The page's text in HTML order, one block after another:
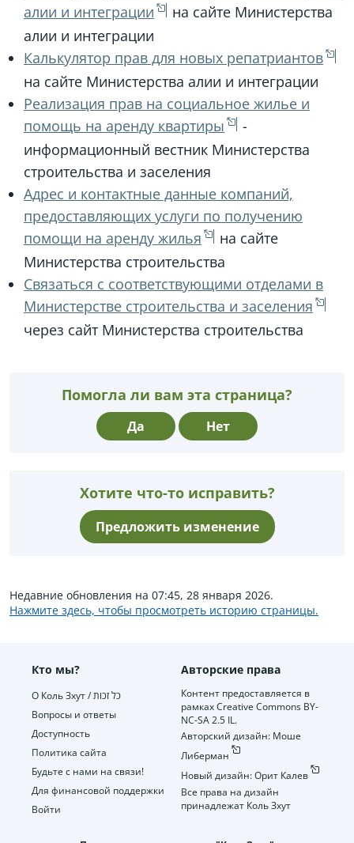
алии и интеграции
на сайте Министерства
алии и интеграции
Калькулятор прав для новых репатриантов
на сайте Министерства алии и интеграции
Реализация прав на социальное жилье и
помощь на аренду квартиры
-
информационный вестник Министерства
строительства и заселения
Адрес и контактные данные компаний,
предоставляющих услуги по получению
помощи на аренду жилья
на сайте
Министерства строительства
Связаться с соответствующими отделами в
Министерстве строительства и заселения
через сайт Министерства строительства
Помогла ли вам эта страница?
Да Нет
Хотите что-то исправить?
Предложить изменение
Недавние обновления на 07:45, 28 января 2026.
Нажмите здесь, чтобы просмотреть историю страницы.
Кто мы?
О Коль Зхут / כל זכות
Вопросы и ответы
Доступность
Политика сайта
Будьте с нами на связи!
Для финансовой поддержки
Войти
Авторские права
Контент предоставляется в
рамках Creative Commons BY-
NC-SA 2.5 IL.
Авторский дизайн: Моше
Либерман
Новый дизайн: Орит Калев
Все права на дизайн
принадлежат Коль Зхут